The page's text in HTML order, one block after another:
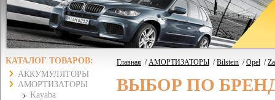
КАТАЛОГ ТОВАРОВ:
АККУМУЛЯТОРЫ
АМОРТИЗАТОРЫ
Kayaba
Главная /АМОРТИЗАТОРЫ /Bilstein /Opel /
ВЫБОР ПО